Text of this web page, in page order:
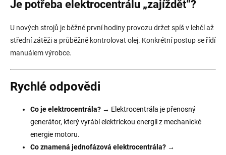
Je potřeba elektrocentrálu „zajíždět“?
U nových strojů je běžné první hodiny provozu držet spíš v lehčí až
střední zátěži a průběžně kontrolovat olej. Konkrétní postup se řídí
manuálem výrobce.
Rychlé odpovědi
Co je elektrocentrála? → Elektrocentrála je přenosný
generátor, který vyrábí elektrickou energii z mechanické
energie motoru.
Co znamená jednofázová elektrocentrála? →